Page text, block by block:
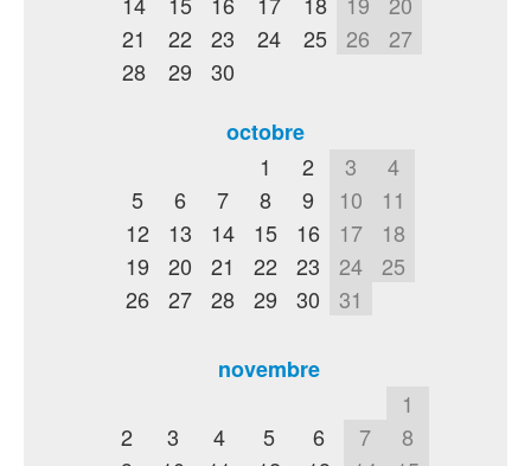
21
22 23 24 25 26
27
28
29
30
octobre
1
2 3
4
5
6 7 8 9 10
11
12
13 14 15 16 17
18
19
20 21 22 23 24
25
26
27 28 29 30 31
novembre
1
2
3 4 5 6 7
8